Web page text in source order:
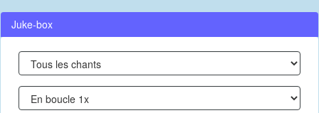
Juke-box